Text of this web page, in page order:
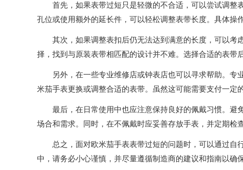
首先，如果表带过短只是轻微的不合适，可以尝试调整
孔位或使用额外的延长件，可以轻松调整表带长度。具体操
其次，如果调整表扣后仍无法达到满意的长度，可以考
择，找到与原装表带相匹配的设计并不难。选择合适的表带
另外，在一些专业维修店或钟表店也可以寻求帮助。专
米茄手表更换或调整合适的表带。虽然这可能需要支付一定
最后，在日常使用中也应注意保持良好的佩戴习惯。避
场合和需求。同时，在不佩戴时应妥善存放手表，并定期检
总之，面对欧米茄手表表带过短的问题时，可以通过自
中，请务必小心谨慎，并尽量遵循制造商的建议和指南以确